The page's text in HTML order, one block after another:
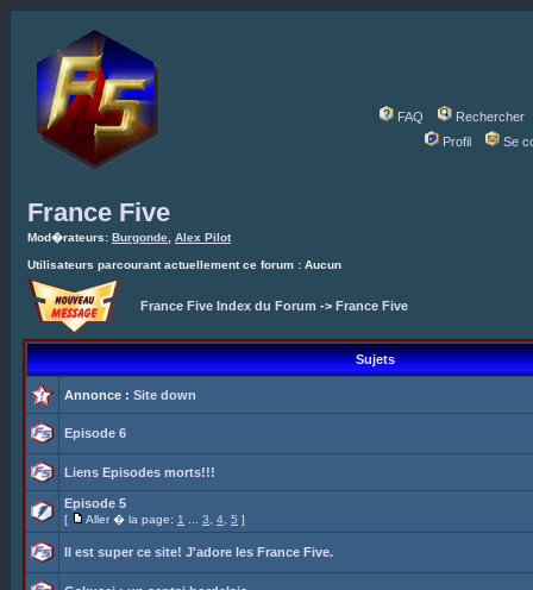
FAQ
Rechercher
Profil
Se
France Five
Mod�rateurs: Burgonde Alex Pilot
Utilisateurs parcourant actuellement ce forum : Aucun
France Five Index du Forum -> France Five
Sujets
Annonce : Site down
Episode 6
Liens Episodes morts!!!
Episode 5
[ Aller � la page: 1 3 4 5 ]
Il est super ce site! J'adore les France Five.